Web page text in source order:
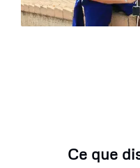
Ce que